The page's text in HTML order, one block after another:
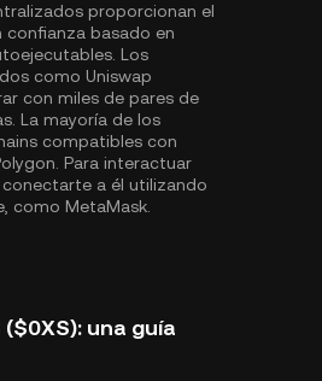
proporcionan el
basado en
Los
como Uniswap
con miles de pares de
La mayoría de los
compatibles con
. Para interactuar
conectarte a él utilizando
como MetaMask.
una guía